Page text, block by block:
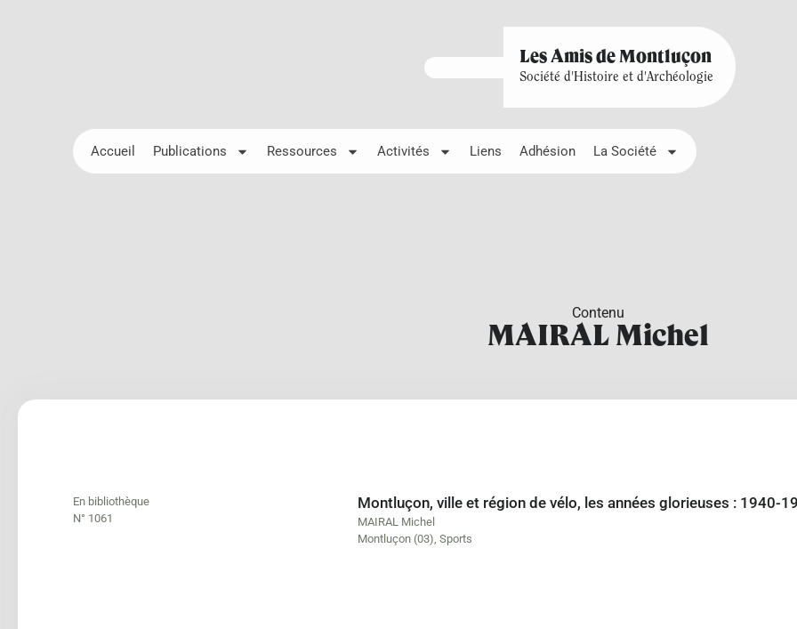
Les Amis de Montluçon
Société d'Histoire et d'Archéologie
Accueil Publications Ressources Activités Liens Adhésion La Société
Contenu
MAIRAL Michel
En bibliothèque
N° 1061
Montluçon, ville et région de vélo, les années glorieuses : 1940-
MAIRAL Michel
Montluçon (03), Sports